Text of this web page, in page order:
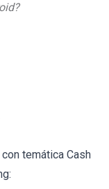
temática Cash